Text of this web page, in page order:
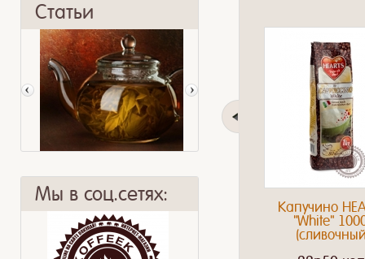
Статьи
Мы в соц.сетях:
Капучино
"White"